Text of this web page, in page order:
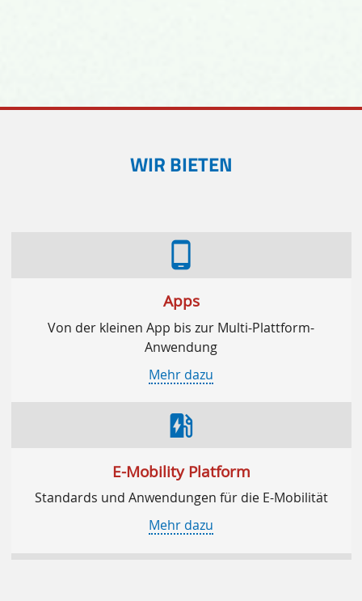
WIR BIETEN
phone_android
Apps
Von der kleinen App bis zur Multi-Plattform-
Anwendung
Mehr dazu
ev_station
E-Mobility Platform
Standards und Anwendungen für die E-Mobilität
Mehr dazu